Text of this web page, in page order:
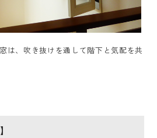
は、吹き抜けを通して階下と気配を共